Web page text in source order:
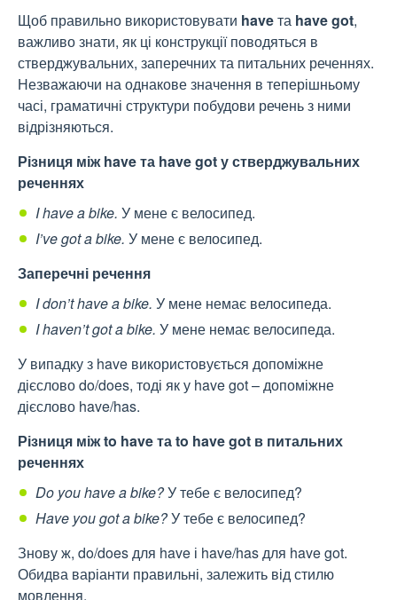
Щоб правильно використовувати haveта have got,
важливо знати, як ці конструкції поводяться в
стверджувальних, заперечних та питальних реченнях.
Незважаючи на однакове значення в теперішньому
часі, граматичні структури побудови речень з ними
відрізняються.
Різниця між have та have got у стверджувальних
реченнях
I have a bike. У мене є велосипед.
I’ve got a bike. У мене є велосипед.
Заперечні речення
I don’t have a bike. У мене немає велосипеда.
I haven’t got a bike. У мене немає велосипеда.
У випадку з have використовується допоміжне
дієслово do/does, тоді як у have got – допоміжне
дієслово have/has.
Різниця між to have та to have got в питальних
реченнях
Do you have a bike?У тебе є велосипед?
Have you got a bike?У тебе є велосипед?
Знову ж, do/does для have і have/has для have got.
Обидва варіанти правильні, залежить від стилю
мовлення.